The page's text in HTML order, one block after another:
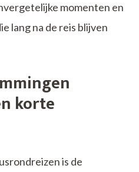
momenten en
lang na de reis blijven
korte
is de